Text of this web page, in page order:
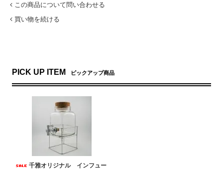
この商品について問い合わせる
買い物を続ける
PICK UP ITEM ピックアップ商品
千雅オリジナル インフュー